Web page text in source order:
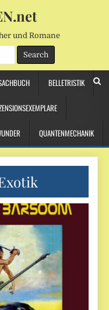
und Romane
BELLETRISTIK
QUANTENMECHANIK